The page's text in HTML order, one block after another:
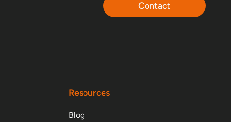
Contact
Resources
Blog